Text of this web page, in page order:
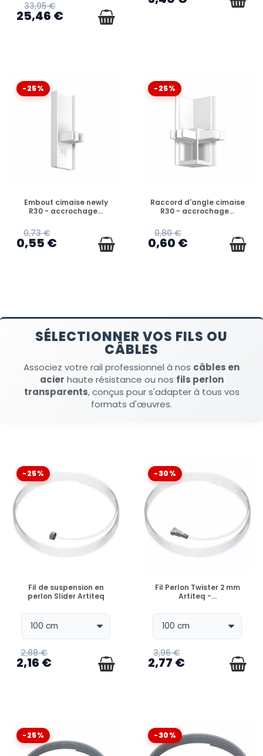
33,95 €
25,46 €
-25%
EN STOCK
Embout cimaise newly
R30 - accrochage...
0,73 €
0,55 €
-25%
EN STOCK
Raccord d'angle cimaise
R30 - accrochage...
0,80 €
0,60 €
SÉLECTIONNER VOS FILS OU
CÂBLES
Associez votre rail professionnel à nos câbles en
acier haute résistance ou nos fils perlon
transparents, conçus pour s'adapter à tous vos
formats d'œuvres.
-25%
EN STOCK
Fil de suspension en
perlon Slider Artiteq
2,88 €
2,16 €
-30%
EN STOCK
Fil Perlon Twister 2 mm
Artiteq -...
3,96 €
2,77 €
-25% -30%